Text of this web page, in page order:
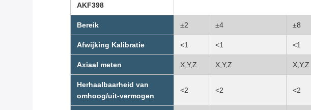
AKF398
Bereik ±2 ±4 ±8
Afwijking Kalibratie <1 <1 <1
Axiaal meten X,Y,Z X,Y,Z X,Y,Z
Herhaalbaarheid van
omhoog/uit-vermogen
<2 <2 <2